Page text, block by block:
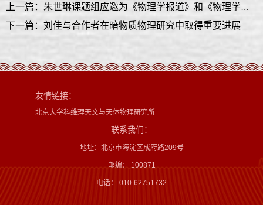
上一篇：朱世琳课题组应邀为《物理学报道》和《物理学进展报道》撰写长篇综述
下一篇：刘佳与合作者在暗物质物理研究中取得重要进展
友情链接：
北京大学科维理天文与天体物理研究所
联系我们：
地址：北京市海淀区成府路209号
邮编： 100871
电话： 010-62751732